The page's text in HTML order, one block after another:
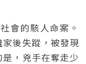
會的駭人命案。
後失蹤，被發現
，兇手在奪走少